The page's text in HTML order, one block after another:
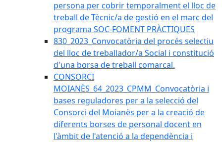
persona per cobrir temporalment el lloc de
treball de Tècnic/a de gestió en el marc del
programa SOC-FOMENT PRÀCTIQUES
830_2023_Convocatòria del procés selectiu
del lloc de treballador/a Social i constitució
d'una borsa de treball comarcal.
CONSORCI
MOIANÈS_64_2023_CPMM_Convocatòria i
bases reguladores per a la selecció del
Consorci del Moianès per a la creació de
diferents borses de personal docent en
l'àmbit de l'atenció a la dependència i